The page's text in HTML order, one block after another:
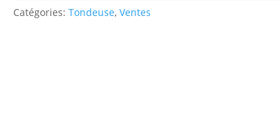
Catégories: Tondeuse, Ventes